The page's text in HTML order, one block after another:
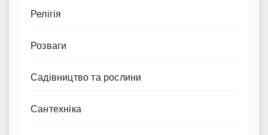
Релігія
Розваги
Садівництво та рослини
Сантехніка